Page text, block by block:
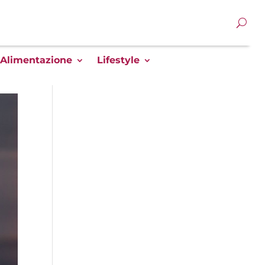
Alimentazione Lifestyle